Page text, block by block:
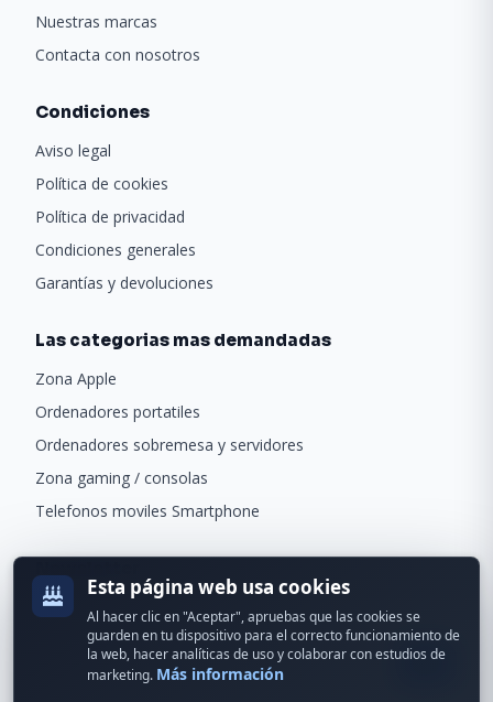
Nuestras marcas
Contacta con nosotros
Condiciones
Aviso legal
Política de cookies
Política de privacidad
Condiciones generales
Garantías y devoluciones
Las categorias mas demandadas
Zona Apple
Ordenadores portatiles
Ordenadores sobremesa y servidores
Zona gaming / consolas
Telefonos moviles Smartphone
Recibe ofertas exclusivas y novedades.
Esta página web usa cookies
Al hacer clic en "Aceptar", apruebas que las cookies se
guarden en tu dispositivo para el correcto funcionamiento de
la web, hacer analíticas de uso y colaborar con estudios de
marketing. Más información